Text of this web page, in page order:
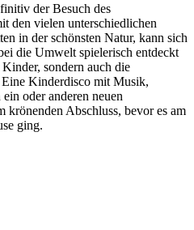
der Besuch des
den vielen unterschiedlichen
in der schönsten Natur, kann sich
die Umwelt spielerisch entdeckt
sondern auch die
Kinderdisco mit Musik,
oder anderen neuen
krönenden Abschluss, bevor es am
ging.